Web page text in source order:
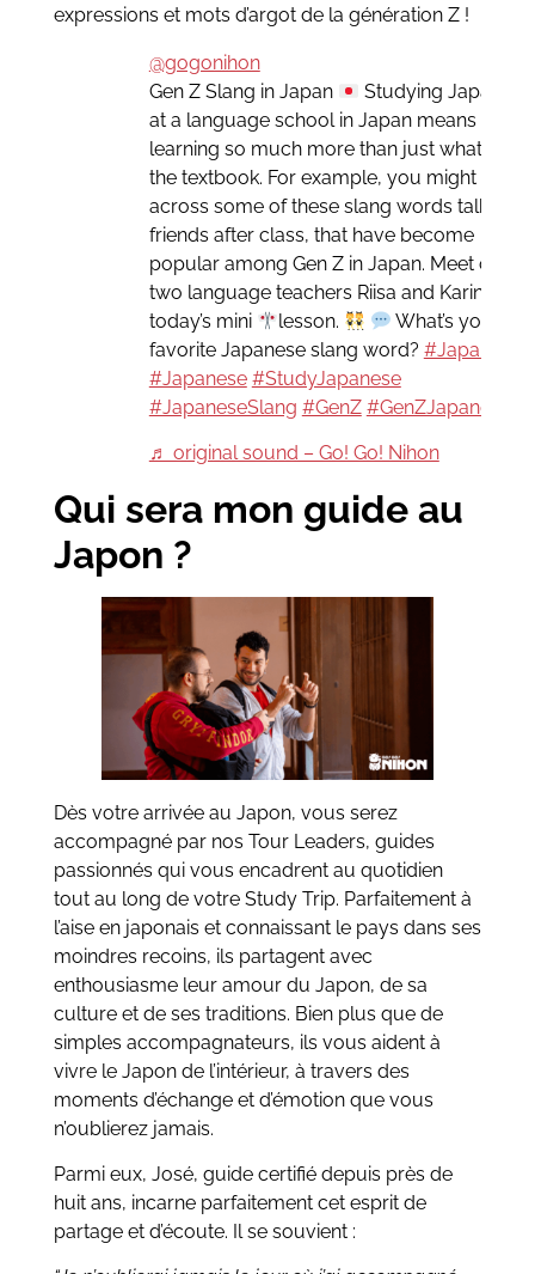
expressions et mots d’argot de la génération Z !
@gogonihon
Gen Z Slang in Japan
Studying Japanese
at a language school in Japan means
learning so much more than just what’s in
the textbook. For example, you might come
across some of these slang words talking
friends after class, that have become
popular among Gen Z in Japan. Meet our
two language teachers Riisa and Karin in
today’s mini
lesson.
What’s your
favorite Japanese slang word? #Japan
#Japanese #StudyJapanese
#JapaneseSlang #GenZ #GenZJapanese
♬ original sound – Go! Go! Nihon
Qui sera mon guide au
Japon ?
Dès votre arrivée au Japon, vous serez
accompagné par nos Tour Leaders, guides
passionnés qui vous encadrent au quotidien
tout au long de votre Study Trip. Parfaitement à
l’aise en japonais et connaissant le pays dans ses
moindres recoins, ils partagent avec
enthousiasme leur amour du Japon, de sa
culture et de ses traditions. Bien plus que de
simples accompagnateurs, ils vous aident à
vivre le Japon de l’intérieur, à travers des
moments d’échange et d’émotion que vous
n’oublierez jamais.
Parmi eux, José, guide certifié depuis près de
huit ans, incarne parfaitement cet esprit de
partage et d’écoute. Il se souvient :